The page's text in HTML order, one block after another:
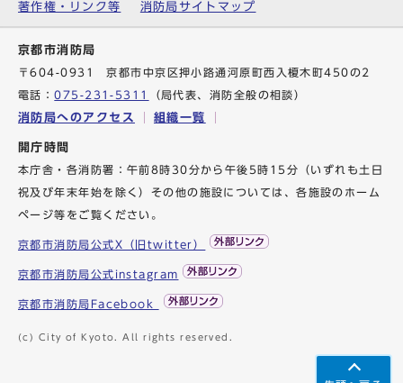
著作権・リンク等 消防局サイトマップ
京都市消防局
〒604-0931 京都市中京区押小路通河原町西入榎木町450の2
電話：075-231-5311 （局代表、消防全般の相談）
消防局へのアクセス 組織一覧
開庁時間
本庁舎・各消防署：午前8時30分から午後5時15分（いずれも土日
祝及び年末年始を除く）その他の施設については、各施設のホーム
ページ等をご覧ください。
京都市消防局公式X（旧twitter）
京都市消防局公式instagram
京都市消防局Facebook
(c) City of Kyoto. All rights reserved.